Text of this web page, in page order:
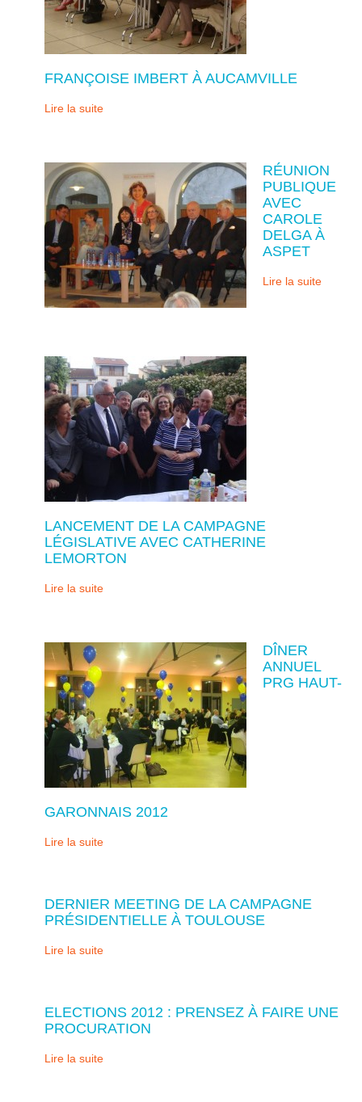
FRANÇOISE IMBERT À AUCAMVILLE
Lire la suite
RÉUNION
PUBLIQUE
AVEC
CAROLE
DELGA À
ASPET
Lire la suite
LANCEMENT DE LA CAMPAGNE
LÉGISLATIVE AVEC CATHERINE
LEMORTON
Lire la suite
DÎNER
ANNUEL
PRG HAUT-
GARONNAIS 2012
Lire la suite
DERNIER MEETING DE LA CAMPAGNE
PRÉSIDENTIELLE À TOULOUSE
Lire la suite
ELECTIONS 2012 : PRENSEZ À FAIRE UNE
PROCURATION
Lire la suite